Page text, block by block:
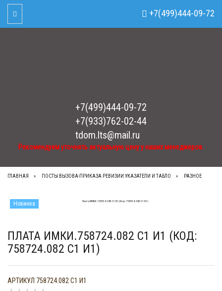
Рекомендуем уточнять актуальную цену у наших менеджеров.
+7(499)444-09-72
+7(933)762-02-44
tdom.lts@mail.ru
Рекомендуем уточнять актуальную цену у наших менеджеров.
+7(499)444-09-72
Toggle Navigation
ГЛАВНАЯ ПОСТЫ ВЫЗОВА-ПРИКАЗА РЕВИЗИИ УКАЗАТЕЛИ И ТАБЛО РАЗНОЕ
Новинка
ПЛАТА ИМКИ.758724.082 С1 И1 (КОД:
758724.082 С1 И1)
АРТИКУЛ 758724.082 С1 И1